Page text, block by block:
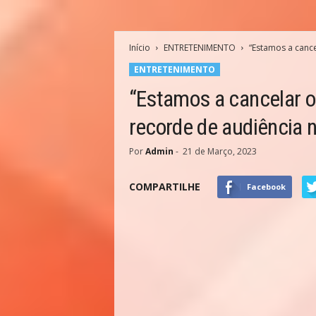
Início ENTRETENIMENTO
“Estamos a
ENTRETENIMENTO
“Estamos a cancelar
recorde de audiência
Por Admin - 21 de Março, 2023
COMPARTILHE Facebook